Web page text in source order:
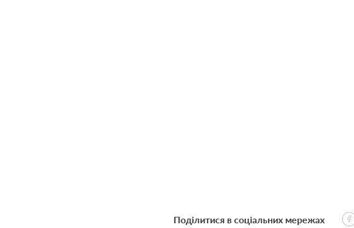
Поділитися в соціальних мережах